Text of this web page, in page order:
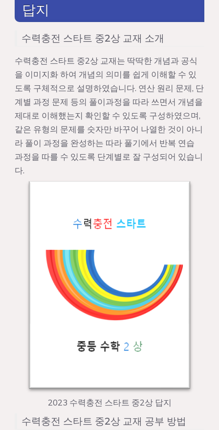
답지
수력충전 스타트 중2상 교재 소개
수력충전 스타트 중2상 교재는 딱딱한 개념과 공식
을 이미지화 하여 개념의 의미를 쉽게 이해할 수 있
도록 구체적으로 설명하였습니다. 연산 원리 문제, 단
계별 과정 문제 등의 풀이과정을 따라 쓰면서 개념을
제대로 이해했는지 확인할 수 있도록 구성하였으며,
같은 유형의 문제를 숫자만 바꾸어 나열한 것이 아니
라 풀이 과정을 완성하는 따라 풀기에서 반복 연습
과정을 따를 수 있도록 단계별로 잘 구성되어 있습니
다.
2023 수력충전 스타트 중2상 답지
수력충전 스타트 중2상 교재 공부 방법